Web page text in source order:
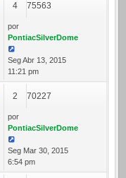
4 75563
por
PontiacSilverDome
Seg Abr 13, 2015
11:21 pm
2 70227
por
PontiacSilverDome
Seg Mar 30, 2015
6:54 pm